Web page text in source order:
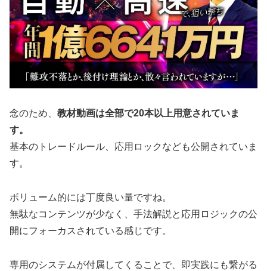
念のため、 教材動画は全部で20本以上用意されていま
す。
基本のトレードルール、応用ロックなども公開されていま
す。
ボリューム的には丁度良い量ですね。
無駄なコンテンツが少なく、手法解説と応用ロジックの公
開にフォーカスされている感じです。
専用のシステムが付属してくることで、即実践にも繋がる